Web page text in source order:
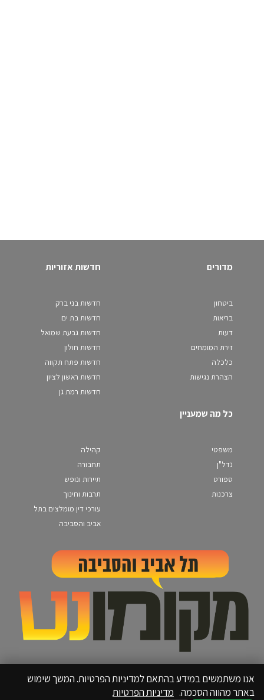
מדורים
ביטחון
בריאות
דעות
זירת המומחים
כלכלה
הצהרת נגישות
חדשות אזוריות
חדשות בני ברק
חדשות בת ים
חדשות גבעת שמואל
חדשות חולון
חדשות פתח תקווה
חדשות ראשון לציון
חדשות רמת גן
כל מה שמעניין
משפטי
נדל"ן
ספורט
צרכנות
קהילה
תחבורה
תיירות ונופש
תרבות וחינוך
עורכי דין מומלצים בתל
אביב והסביבה
אנו משתמשים במידע בהתאם למדיניות הפרטיות. המשך שימוש
באתר מהווה הסכמה. מדיניות הפרטיות